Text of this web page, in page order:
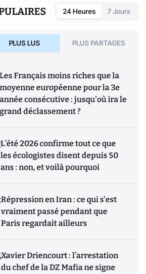
24 Heures 7 Jours
PLUS LUS PLUS PARTAGES
Les Français moins riches que la
moyenne européenne pour la 3e
année consécutive : jusqu'où ira le
grand déclassement ?
L’été 2026 confirme tout ce que
les écologistes disent depuis 50
ans : non, et voilà pourquoi
Répression en Iran : ce qui s'est
vraiment passé pendant que
Paris regardait ailleurs
Xavier Driencourt : l’arrestation
du chef de la DZ Mafia ne signe